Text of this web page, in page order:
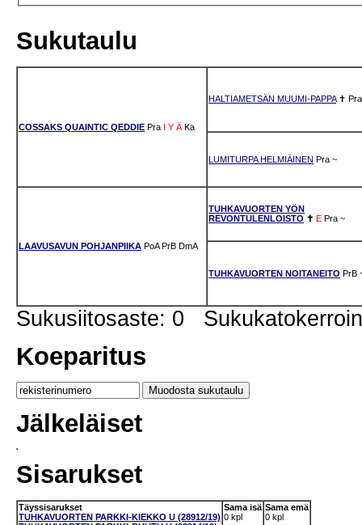
Sukutaulu
COSSAKS QUAINTIC QEDDIE Pra I Y Ä Ka
HALTIAMETSÄN MUUMI-PAPPA✝ Pra
LUMITURPA HELMIÄINEN Pra ~
LAAVUSAVUN POHJANPIIKA PoA PrB DmA
TUHKAVUORTEN YÖN
REVONTULENLOISTO ✝ E Pra ~
TUHKAVUORTEN NOITANEITO PrB
Sukusiitosaste: 0
Koeparitus
Jälkeläiset
Sisarukset
Täyssisarukset
TUHKAVUORTEN PARKKI-KIEKKO U (28912/19)
Sama isä
0 kpl
Sama emä
0 kpl